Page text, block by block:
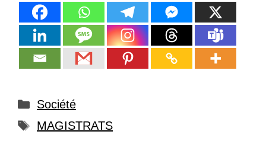
Catégories
Société
Étiquettes
MAGISTRATS